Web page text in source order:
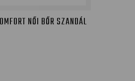
NŐI BŐR SZANDÁL